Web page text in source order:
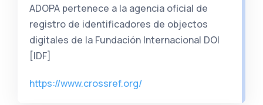
ADOPA pertenece a la agencia oficial de
registro de identificadores de objectos
digitales de la Fundación Internacional DOI
[IDF]
https://www.crossref.org/